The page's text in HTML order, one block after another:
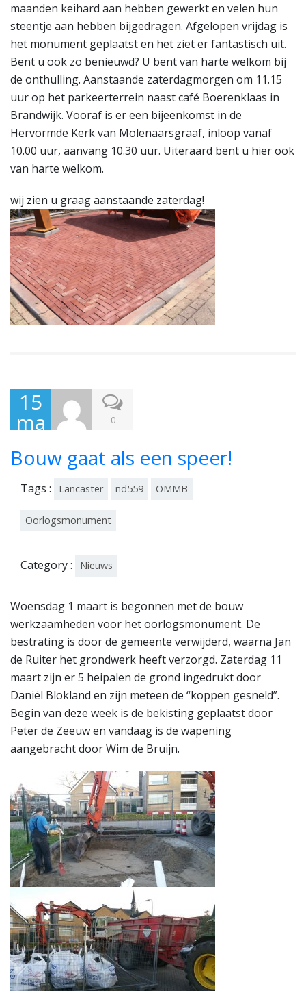
maanden keihard aan hebben gewerkt en velen hun
steentje aan hebben bijgedragen. Afgelopen vrijdag is
het monument geplaatst en het ziet er fantastisch uit.
Bent u ook zo benieuwd? U bent van harte welkom bij
de onthulling. Aanstaande zaterdagmorgen om 11.15
uur op het parkeerterrein naast café Boerenklaas in
Brandwijk. Vooraf is er een bijeenkomst in de
Hervormde Kerk van Molenaarsgraaf, inloop vanaf
10.00 uur, aanvang 10.30 uur. Uiteraard bent u hier ook
van harte welkom.
wij zien u graag aanstaande zaterdag!
15
ma
201
7
0
Bouw gaat als een speer!
Tags : Lancaster nd559 OMMB
Oorlogsmonument
Category : Nieuws
Woensdag 1 maart is begonnen met de bouw
werkzaamheden voor het oorlogsmonument. De
bestrating is door de gemeente verwijderd, waarna Jan
de Ruiter het grondwerk heeft verzorgd. Zaterdag 11
maart zijn er 5 heipalen de grond ingedrukt door
Daniël Blokland en zijn meteen de “koppen gesneld”.
Begin van deze week is de bekisting geplaatst door
Peter de Zeeuw en vandaag is de wapening
aangebracht door Wim de Bruijn.